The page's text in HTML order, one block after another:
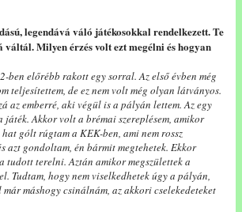
legendává váló játékosokkal rendelkezett. Te
Milyen érzés volt ezt megélni és hogyan
előrébb rakott egy sorral. Az első évben még
teljesítettem, de ez nem volt még olyan látványos.
az emberré, aki végül is a pályán lettem. Az egy
játék. Akkor volt a brémai szereplésem, amikor
gólt rúgtam a KEK-ben, ami nem rossz
gondoltam, én bármit megtehetek. Ekkor
terelni. Aztán amikor megszülettek a
Tudtam, hogy nem viselkedhetek úgy a pályán,
máshogy csinálnám, az akkori cselekedeteket